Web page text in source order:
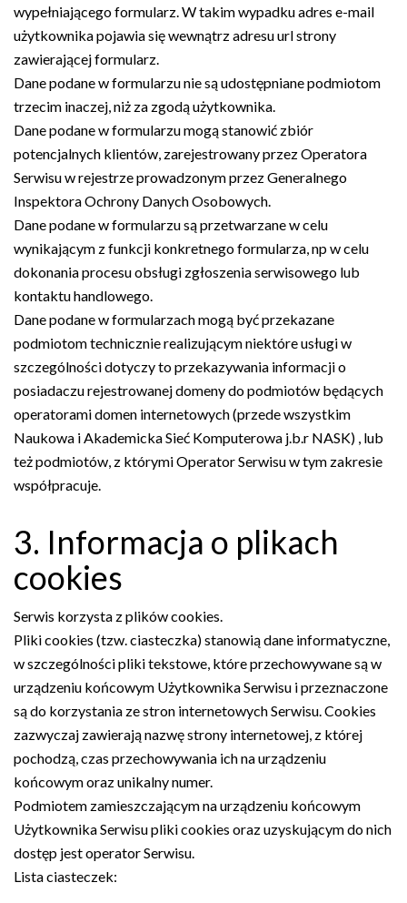
wypełniającego formularz. W takim wypadku adres e-mail
użytkownika pojawia się wewnątrz adresu url strony
zawierającej formularz.
Dane podane w formularzu nie są udostępniane podmiotom
trzecim inaczej, niż za zgodą użytkownika.
Dane podane w formularzu mogą stanowić zbiór
potencjalnych klientów, zarejestrowany przez Operatora
Serwisu w rejestrze prowadzonym przez Generalnego
Inspektora Ochrony Danych Osobowych.
Dane podane w formularzu są przetwarzane w celu
wynikającym z funkcji konkretnego formularza, np w celu
dokonania procesu obsługi zgłoszenia serwisowego lub
kontaktu handlowego.
Dane podane w formularzach mogą być przekazane
podmiotom technicznie realizującym niektóre usługi w
szczególności dotyczy to przekazywania informacji o
posiadaczu rejestrowanej domeny do podmiotów będących
operatorami domen internetowych (przede wszystkim
Naukowa i Akademicka Sieć Komputerowa j.b.r NASK) , lub
też podmiotów, z którymi Operator Serwisu w tym zakresie
współpracuje.
3. Informacja o plikach
cookies
Serwis korzysta z plików cookies.
Pliki cookies (tzw. ciasteczka) stanowią dane informatyczne,
w szczególności pliki tekstowe, które przechowywane są w
urządzeniu końcowym Użytkownika Serwisu i przeznaczone
są do korzystania ze stron internetowych Serwisu. Cookies
zazwyczaj zawierają nazwę strony internetowej, z której
pochodzą, czas przechowywania ich na urządzeniu
końcowym oraz unikalny numer.
Podmiotem zamieszczającym na urządzeniu końcowym
Użytkownika Serwisu pliki cookies oraz uzyskującym do nich
dostęp jest operator Serwisu.
Lista ciasteczek: